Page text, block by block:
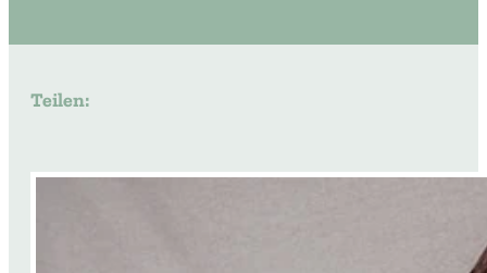
Teilen: